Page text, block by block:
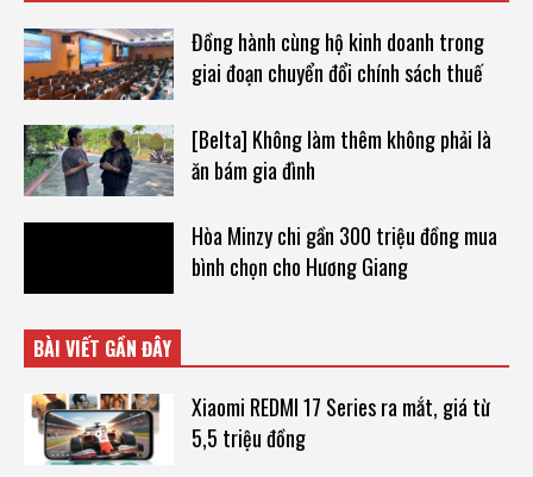
Đồng hành cùng hộ kinh doanh trong
giai đoạn chuyển đổi chính sách thuế
[Belta] Không làm thêm không phải là
ăn bám gia đình
Hòa Minzy chi gần 300 triệu đồng mua
bình chọn cho Hương Giang
BÀI VIẾT GẦN ĐÂY
Xiaomi REDMI 17 Series ra mắt, giá từ
5,5 triệu đồng